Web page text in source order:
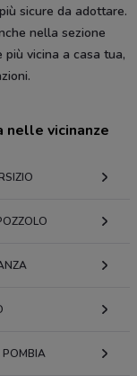
sicure da adottare.
nella sezione
vicina a casa tua,
vicinanze
POMBIA